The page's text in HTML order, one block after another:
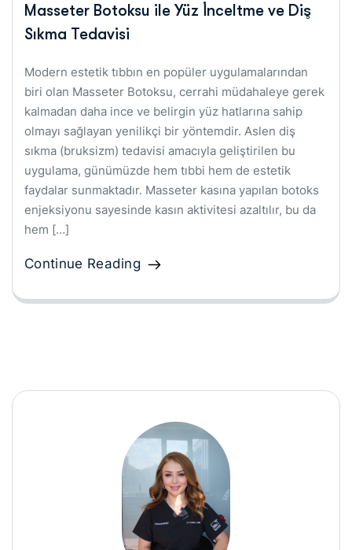
Masseter Botoksu ile Yüz İnceltme ve Diş
Sıkma Tedavisi
Modern estetik tıbbın en popüler uygulamalarından
biri olan Masseter Botoksu, cerrahi müdahaleye gerek
kalmadan daha ince ve belirgin yüz hatlarına sahip
olmayı sağlayan yenilikçi bir yöntemdir. Aslen diş
sıkma (bruksizm) tedavisi amacıyla geliştirilen bu
uygulama, günümüzde hem tıbbi hem de estetik
faydalar sunmaktadır. Masseter kasına yapılan botoks
enjeksiyonu sayesinde kasın aktivitesi azaltılır, bu da
hem […]
Continue Reading